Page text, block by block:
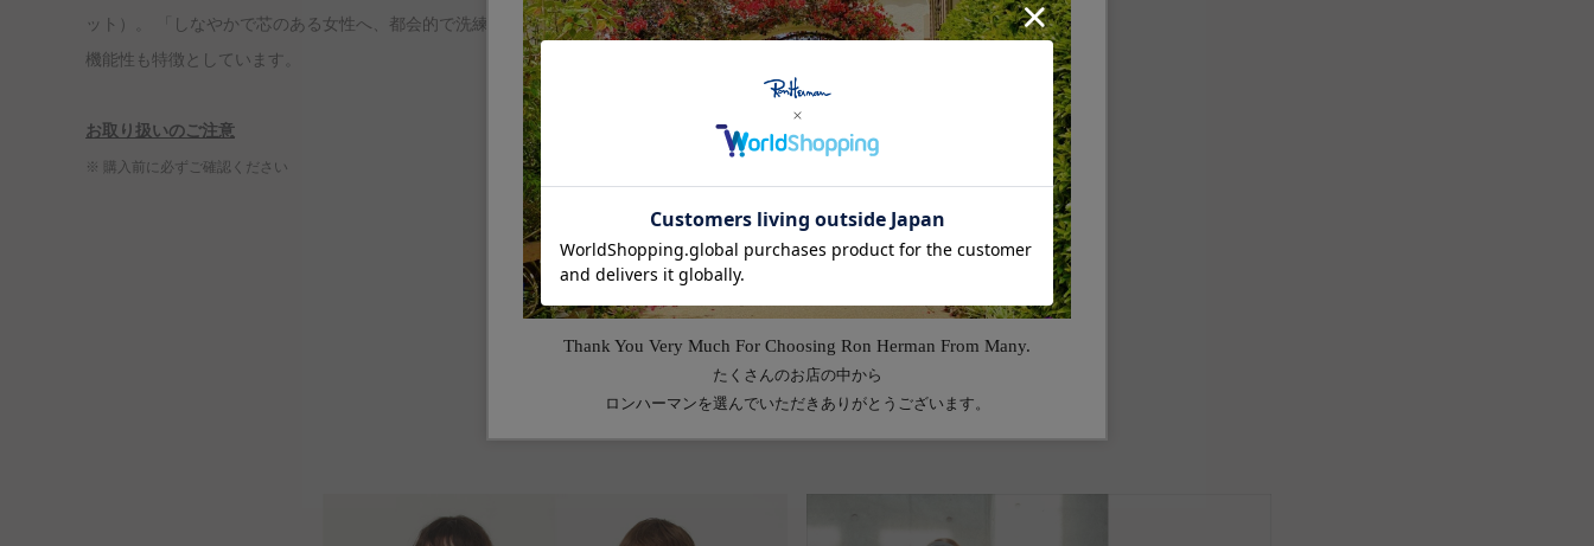
ット）。 「しなやかで芯のある女性へ、都会的で洗練されたリラックスウェアを」というコンセプトを掲げ、イージーケアなどの
機能性も特徴としています。
お取り扱いのご注意
※ 購入前に必ずご確認ください
Feature